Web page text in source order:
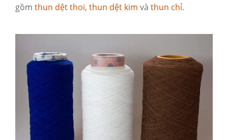
gồm thun dệt thoi, thun dệt kim và thun chỉ.